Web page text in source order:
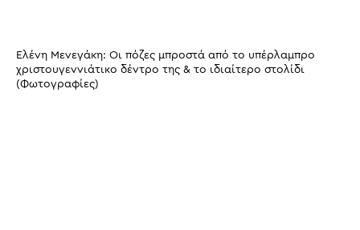
Ελένη Μενεγάκη: Οι πόζες μπροστά από το υπέρλαμπρο
χριστουγεννιάτικο δέντρο της & το ιδιαίτερο στολίδι
(Φωτογραφίες)